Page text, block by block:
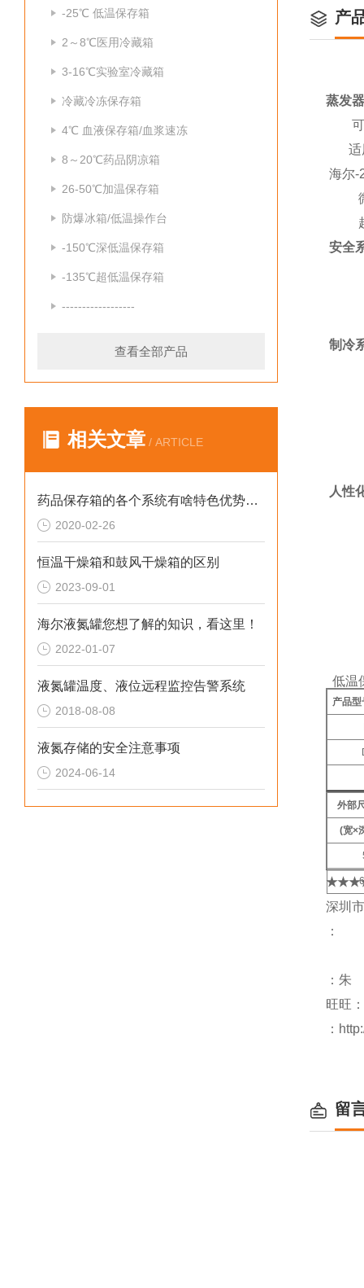
-25℃ 低温保存箱
2～8℃医用冷藏箱
3-16℃实验室冷藏箱
冷藏冷冻保存箱
4℃ 血液保存箱/血浆速冻
8～20℃药品阴凉箱
26-50℃加温保存箱
防爆冰箱/低温操作台
-150℃深低温保存箱
-135℃超低温保存箱
------------------
查看全部产品
相关文章 / ARTICLE
药品保存箱的各个系统有啥特色优势呢？
2020-02-26
恒温干燥箱和鼓风干燥箱的区别
2023-09-01
海尔液氮罐您想了解的知识，看这里！
2022-01-07
液氮罐温度、液位远程监控告警系统
2018-08-08
液氮存储的安全注意事项
2024-06-14
产
蒸发
可用
适用
海尔-
微
超
安全
制冷
人性
低温
产品型
外部
(宽×
深圳
：
：朱
旺
：
留